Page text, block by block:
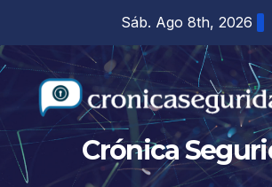
contenido
Sáb. Ago 8th, 2026
Crónica